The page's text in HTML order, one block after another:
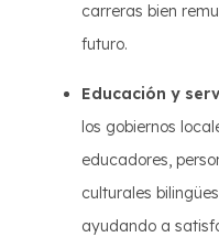
carreras bien
futuro.
Educación y
los gobiernos
educadores,
culturales
ayudando a